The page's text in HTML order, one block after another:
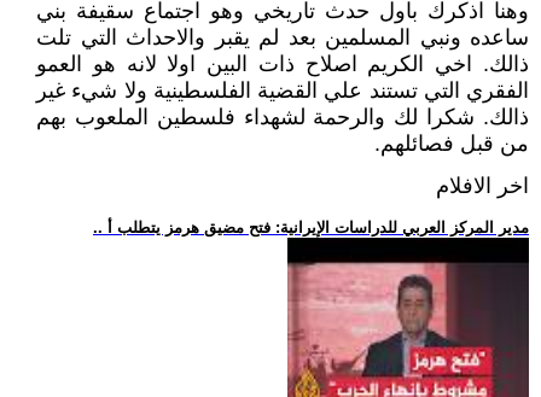
وهنا اذكرك باول حدث تاريخي وهو اجتماع سقيفة بني
ساعده ونبي المسلمين بعد لم يقبر والاحداث التي تلت
ذالك. اخي الكريم اصلاح ذات البين اولا لانه هو العمو
الفقري التي تستند علي القضية الفلسطينية ولا شيء غير
ذالك. شكرا لك والرحمة لشهداء فلسطين الملعوب بهم
من قبل فصائلهم.
اخر الافلام
.. مدير المركز العربي للدراسات الإيرانية: فتح مضيق هرمز يتطلب أ